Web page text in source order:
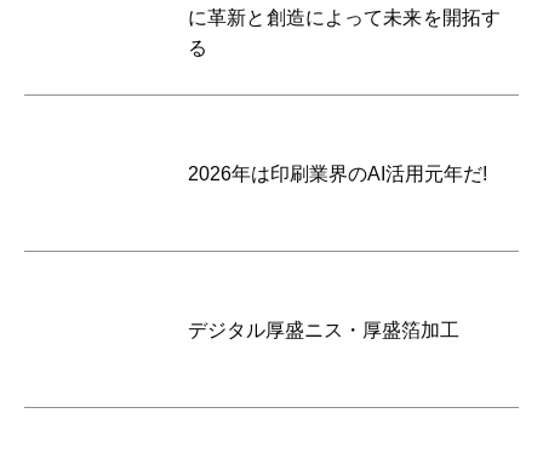
に革新と創造によって未来を開拓す
る
2026年は印刷業界のAI活用元年だ!
デジタル厚盛ニス・厚盛箔加工